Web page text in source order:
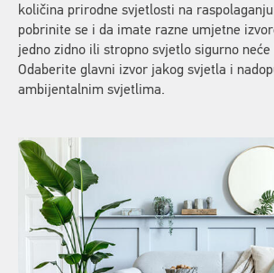
količina prirodne svjetlosti na
pobrinite se i da imate razne umjetne
jedno zidno ili stropno svjetlo sigurno
Odaberite glavni izvor jakog svjetla i
ambijentalnim svjetlima.